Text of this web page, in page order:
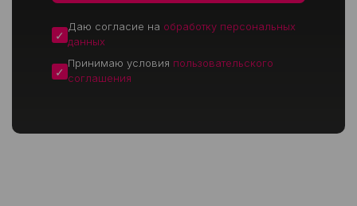
Даю согласие на обработку персональных
данных
Принимаю условия пользовательского
соглашения